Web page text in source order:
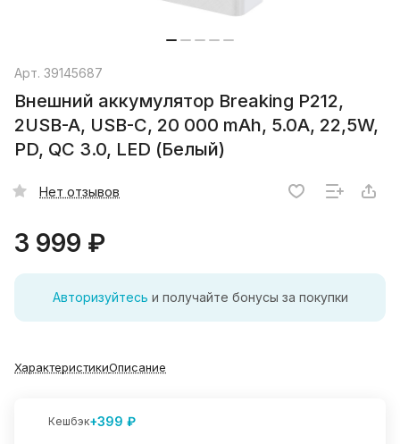
Арт. 39145687
Внешний аккумулятор Breaking P212,
2USB-A, USB-C, 20 000 mAh, 5.0A, 22,5W,
PD, QC 3.0, LED (Белый)
Нет отзывов
3 999 ₽
Авторизуйтесь и получайте бонусы за покупки
ХарактеристикиОписание
Кешбэк+399 ₽